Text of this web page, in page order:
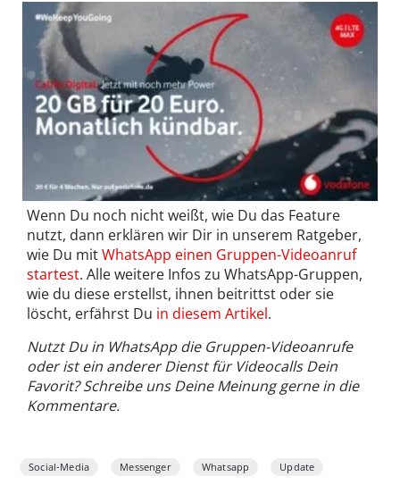
Wenn Du noch nicht weißt, wie Du das Feature
nutzt, dann erklären wir Dir in unserem Ratgeber,
wie Du mitWhatsApp einen Gruppen-Videoanruf
startest. Alle weitere Infos zu WhatsApp-Gruppen,
wie du diese erstellst, ihnen beitrittst oder sie
löscht, erfährst Du in diesem Artikel.
Nutzt Du in WhatsApp die Gruppen-Videoanrufe
oder ist ein anderer Dienst für Videocalls Dein
Favorit? Schreibe uns Deine Meinung gerne in die
Kommentare.
Social-Media Messenger Whatsapp Update